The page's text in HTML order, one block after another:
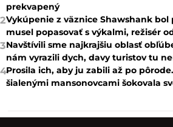
prekvapený
2Vykúpenie z väznice Shawshank bol
musel popasovať s výkalmi, režisér
3Navštívili sme najkrajšiu oblasť
nám vyrazili dych, davy turistov tu
4Prosila ich, aby ju zabili až po
šialenými mansonovcami šokovala